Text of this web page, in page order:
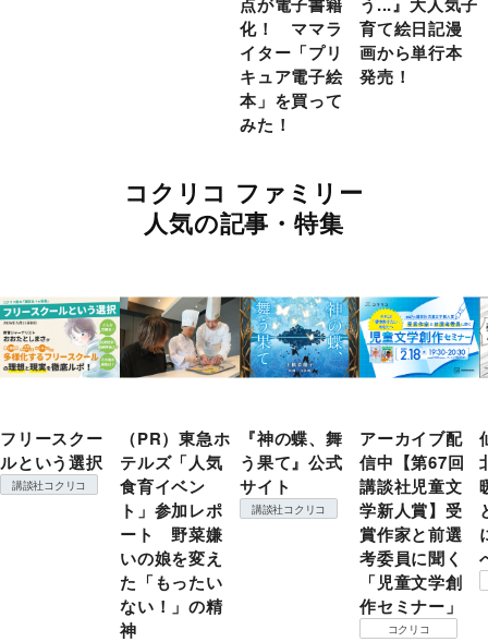
化！ ママラ
イター「プリ
キュア電子絵
本」を買って
みた！
育て絵日記漫
画から単行本
発売！
コクリコ ファミリー
人気の記事・特集
フリースクー
ルという選択
講談社コクリコ
（PR）東急ホ
テルズ「人気
食育イベン
ト」参加レポ
ート 野菜嫌
いの娘を変え
た「もったい
ない！」の精
神
『神の蝶、舞
う果て』公式
サイト
講談社コクリコ
アーカイブ配
信中【第67回
講談社児童文
学新人賞】受
賞作家と前選
考委員に聞く
「児童文学創
作セミナー」
コクリコ